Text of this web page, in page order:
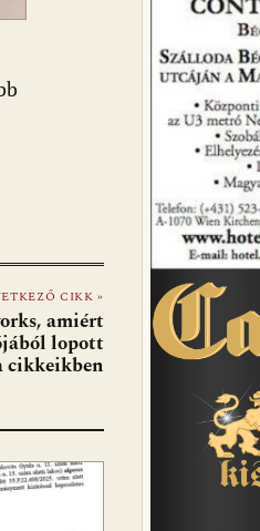
CIKK »
amiért
lopott
cikkeikben